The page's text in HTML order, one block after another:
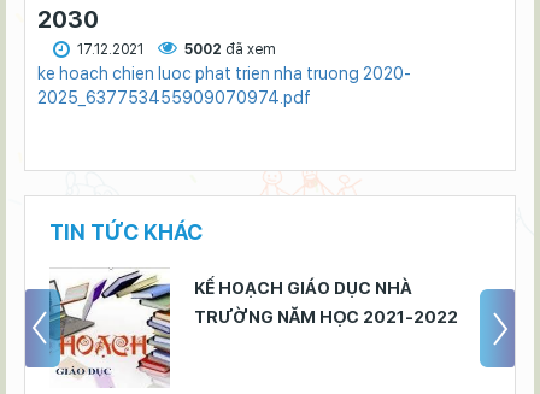
2030
17.12.2021 5002 đã xem
ke hoach chien luoc phat trien nha truong 2020-
2025_637753455909070974.pdf
TIN TỨC KHÁC
KẾ HOẠCH GIÁO DỤC NHÀ
TRƯỜNG NĂM HỌC 2021-2022